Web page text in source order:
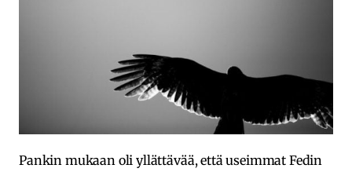
Pankin mukaan oli yllättävää, että useimmat Fedin